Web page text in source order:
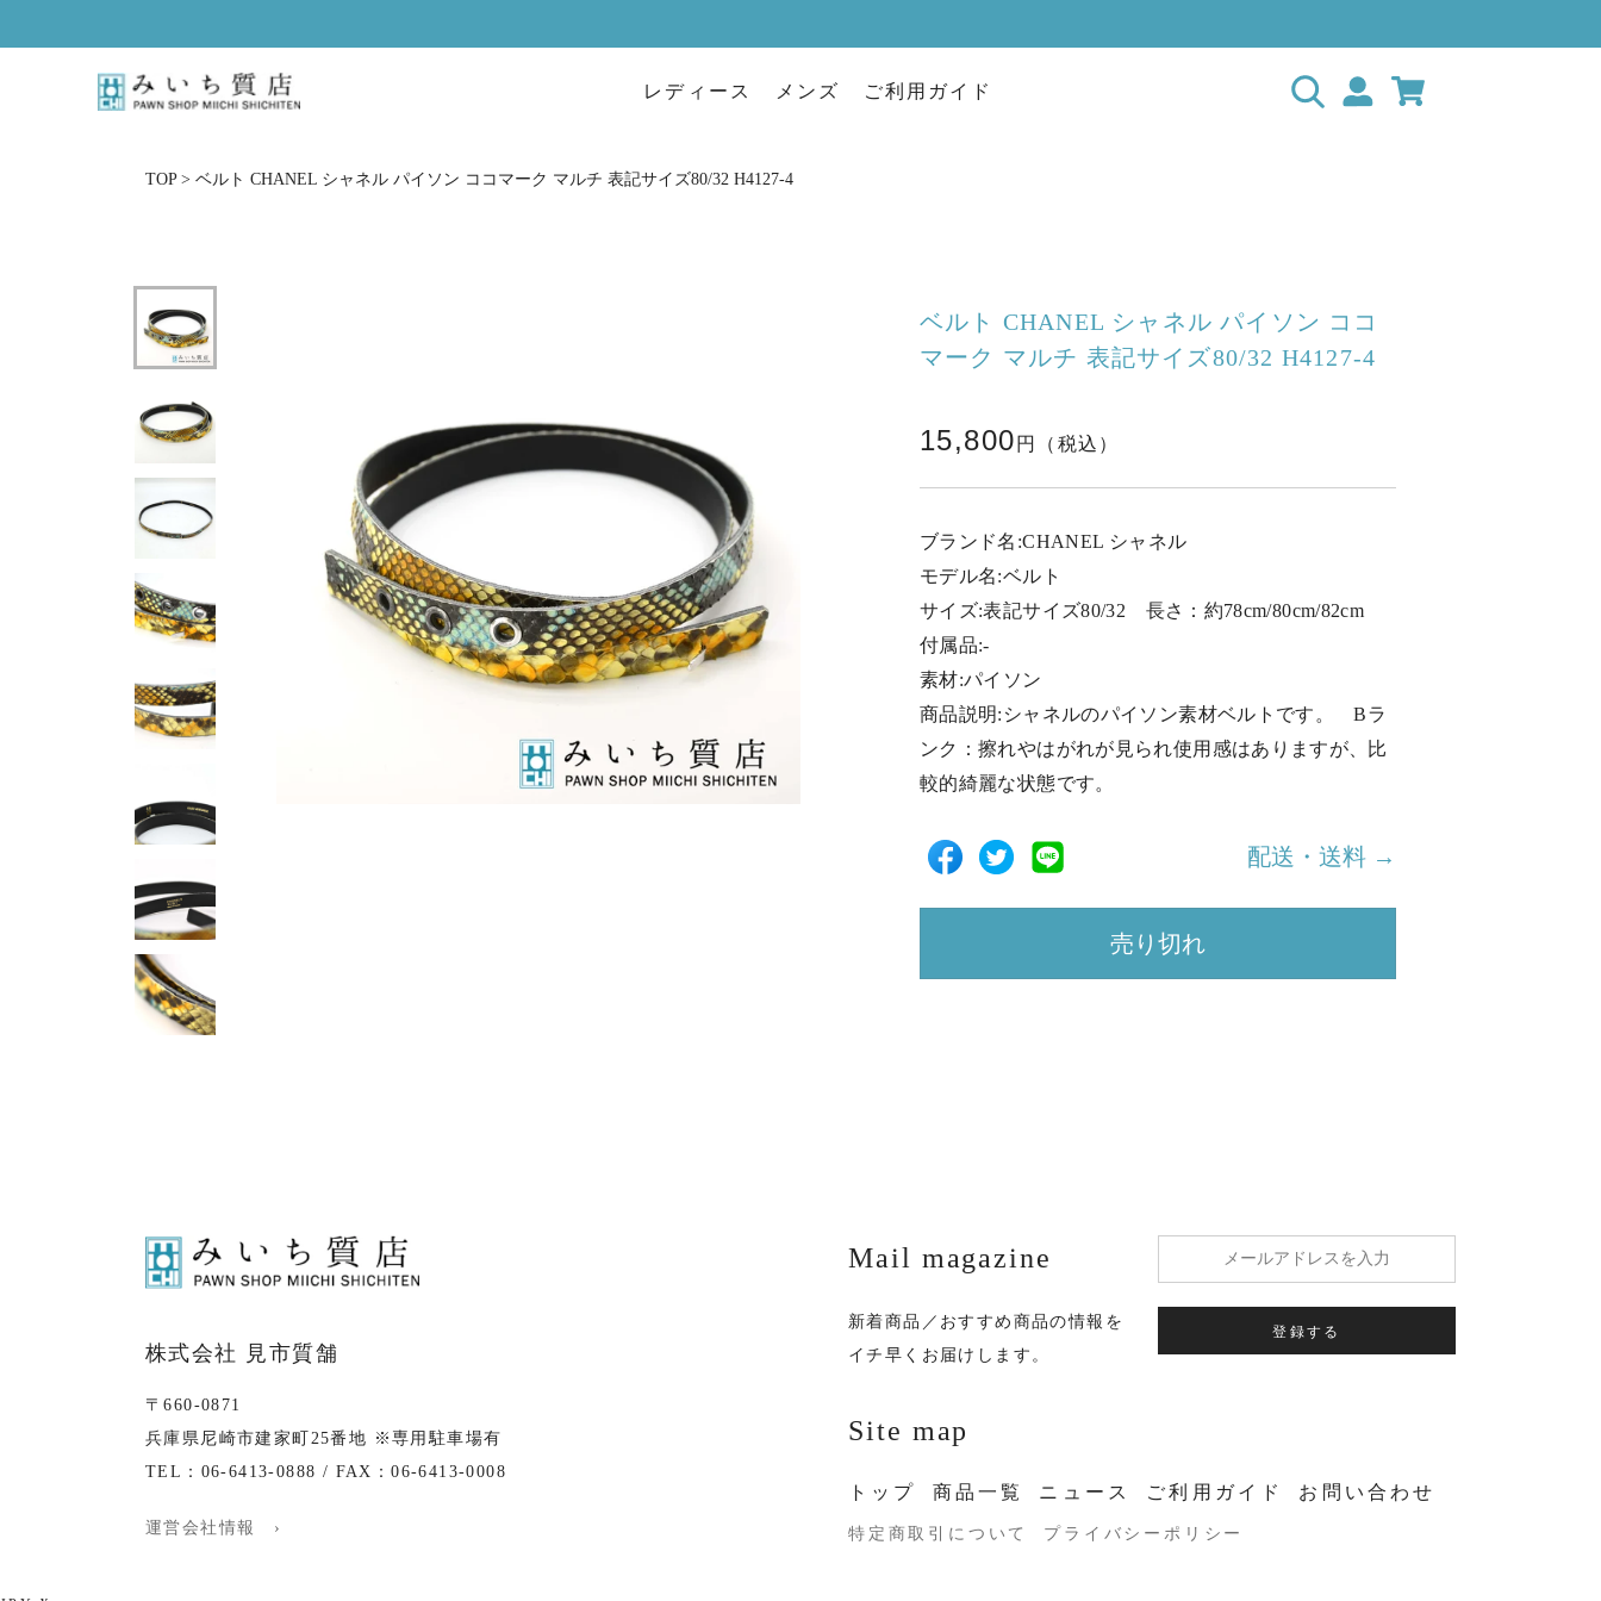
レディース メンズ ご利用ガイド
TOP > ベルト CHANEL シャネル パイソン ココマーク マルチ 表記サイズ80/32 H4127-4
ベルト CHANEL シャネル パイソン ココ
マーク マルチ 表記サイズ80/32 H4127-4
15,800
ブランド名:CHANEL シャネル
モデル名:ベルト
サイズ:表記サイズ80/32 長さ：約78cm/80cm/82cm
付属品:-
素材:パイソン
商品説明:シャネルのパイソン素材ベルトです。 Bラ
ンク：擦れやはがれが見られ使用感はありますが、比
較的綺麗な状態です。
配送・送料 →
売り切れ
株式会社 見市質舗
〒660-0871
兵庫県尼崎市建家町25番地 ※専用駐車場有
TEL：06-6413-0888 / FAX：06-6413-0008
運営会社情報 ›
Mail magazine
新着商品／おすすめ商品の情報を
イチ早くお届けします。
登録する
Site map
トップ 商品一覧 ニュース ご利用ガイド お問い合わせ
特定商取引について プライバシーポリシー